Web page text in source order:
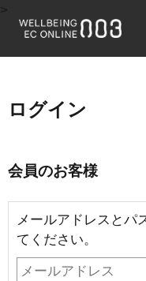
ログイン
会員のお客様
メールアドレスとパ
てください。